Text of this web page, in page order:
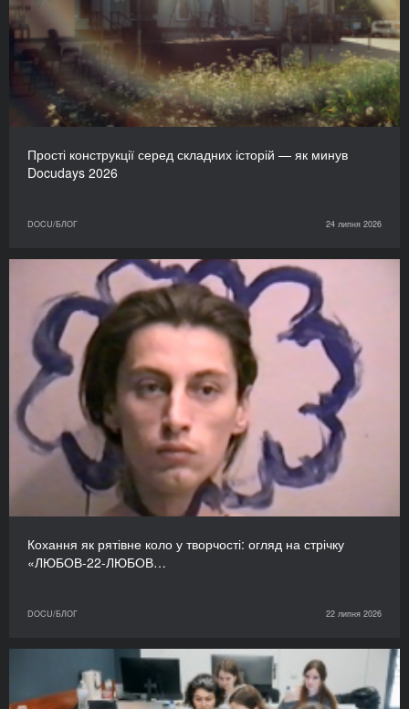
Прості конструкції серед складних історій — як минув
Docudays 2026
DOCU/БЛОГ 24 липня 2026
Кохання як рятівне коло у творчості: огляд на стрічку
«ЛЮБОВ-22-ЛЮБОВ…
DOCU/БЛОГ 22 липня 2026